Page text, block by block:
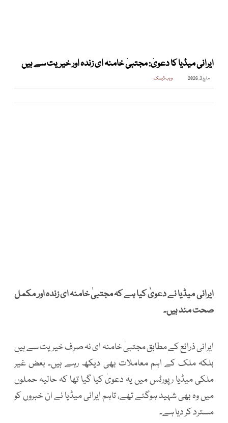
ایرانی میڈیا کا دعویٰ: مجتبیٰ خامنہ ای زندہ اور خیریت سے ہیں
مارچ 3, 2026 ویب ڈیسک
ایرانی میڈیا نے دعویٰ کیا ہے کہمجتبیٰ خامنہ ایزندہ اور مکمل
صحت مند ہیں۔
ایرانی ذرائع کے مطابق مجتبیٰ خامنہ ای نہ صرف خیریت سے ہیں
بلکہ ملک کے اہم معاملات بھی دیکھ رہے ہیں۔ بعض غیر
ملکی میڈیا رپورٹس میں یہ دعویٰ کیا گیا تھا کہ حالیہ حملوں
میں وہ بھی شہید ہوگئے تھے، تاہم ایرانی میڈیا نے ان خبروں کو
مسترد کر دیا ہے۔